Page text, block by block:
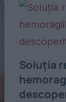
Soluția